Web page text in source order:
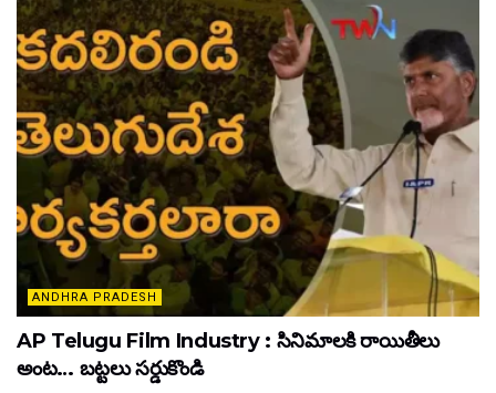
ANDHRA PRADESH
AP Telugu Film Industry : సినిమాలకి రాయితీలు
అంట… బట్టలు సర్డుకొండి